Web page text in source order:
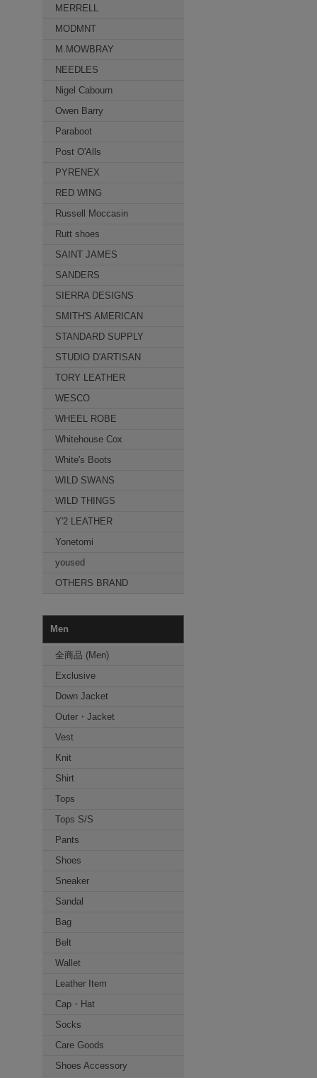
MERRELL
MODMNT
M.MOWBRAY
NEEDLES
Nigel Cabourn
Owen Barry
Paraboot
Post O'Alls
PYRENEX
RED WING
Russell Moccasin
Rutt shoes
SAINT JAMES
SANDERS
SIERRA DESIGNS
SMITH'S AMERICAN
STANDARD SUPPLY
STUDIO D'ARTISAN
TORY LEATHER
WESCO
WHEEL ROBE
Whitehouse Cox
White's Boots
WILD SWANS
WILD THINGS
Y'2 LEATHER
Yonetomi
yoused
OTHERS BRAND
Men
全商品 (Men)
Exclusive
Down Jacket
Outer・Jacket
Vest
Knit
Shirt
Tops
Tops S/S
Pants
Shoes
Sneaker
Sandal
Bag
Belt
Wallet
Leather Item
Cap・Hat
Socks
Care Goods
Shoes Accessory